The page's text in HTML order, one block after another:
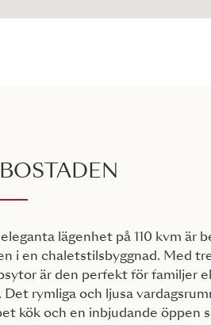
lägenhet på 110 kvm är
i en chaletstilsbyggnad. Med
är den perfekt för familjer
Det rymliga och ljusa
kök och en inbjudande öppen